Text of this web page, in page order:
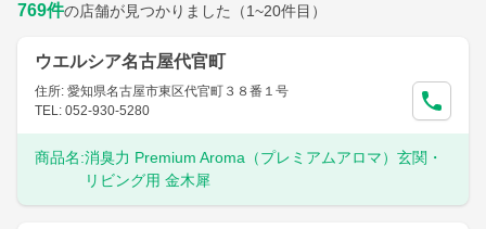
769件の店舗が見つかりました （1~20件目）
ウエルシア名古屋代官町
住所: 愛知県名古屋市東区代官町３８番１号
TEL: 052-930-5280
商品名:消臭力 Premium Aroma（プレミアムアロマ）玄関・
リビング用 金木犀